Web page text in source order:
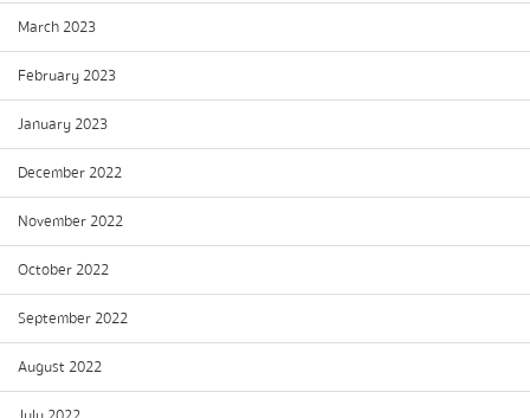
March 2023
February 2023
January 2023
December 2022
November 2022
October 2022
September 2022
August 2022